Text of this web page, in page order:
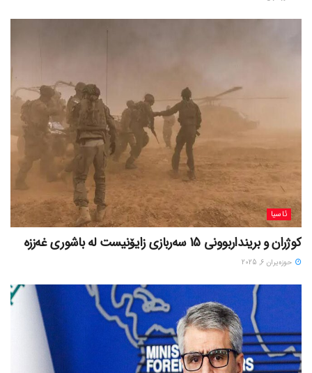
ئاسیا
کوژران و برینداربوونی 15 سەربازی زایۆنیست لە باشوری غەززە
حوزه‌یران 6, 2025